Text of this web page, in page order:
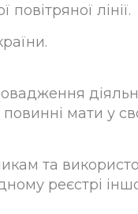
лінії.
мати у
та
реєстрі